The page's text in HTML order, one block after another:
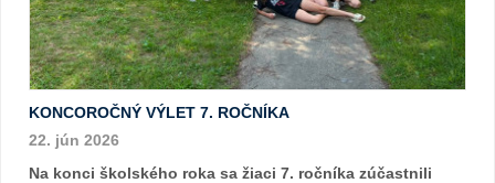
KONCOROČNÝ VÝLET 7. ROČNÍKA
22. jún 2026
Na konci školského roka sa žiaci 7. ročníka zúčastnili